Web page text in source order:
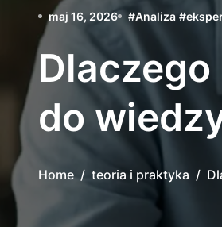
maj 16, 2026 #Analiza #
do
Home teoria i praktyka